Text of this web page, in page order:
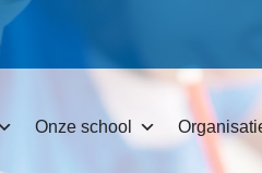
Onze school